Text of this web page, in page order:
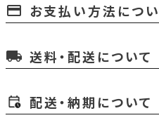
payment お支払い方法につ
local_shipping 送料・配送について
配送・納期について